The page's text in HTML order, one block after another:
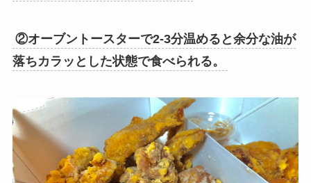
②オーブントースターで2-3分温めると余分な油が
落ちカラッとした状態で食べられる。